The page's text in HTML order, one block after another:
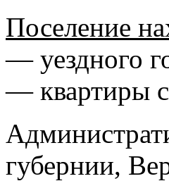
Поселение
— уездного
— квартиры
губернии,